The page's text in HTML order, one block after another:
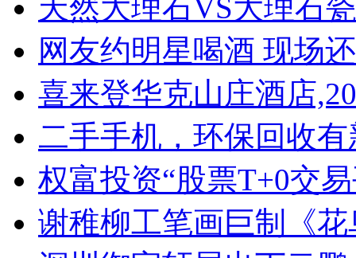
天然大理石VS大理石
网友约明星喝酒 现场
喜来登华克山庄酒店
二手手机，环保回收
权富投资“股票T+0交
谢稚柳工笔画巨制《